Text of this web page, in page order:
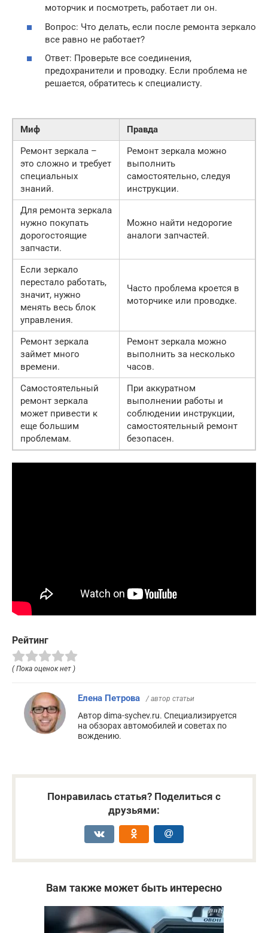
моторчик и посмотреть, работает ли он.
Вопрос: Что делать, если после ремонта зеркало
все равно не работает?
Ответ: Проверьте все соединения,
предохранители и проводку. Если проблема не
решается, обратитесь к специалисту.
Миф
Правда
Ремонт зеркала –
это сложно и требует
специальных
знаний.
Ремонт зеркала можно
выполнить
самостоятельно, следуя
инструкции.
Для ремонта зеркала
нужно покупать
дорогостоящие
запчасти.
Можно найти недорогие
аналоги запчастей.
Если зеркало
перестало работать,
значит, нужно
менять весь блок
управления.
Часто проблема кроется в
моторчике или проводке.
Ремонт зеркала
займет много
времени.
Ремонт зеркала можно
выполнить за несколько
часов.
Самостоятельный
ремонт зеркала
может привести к
еще большим
проблемам.
При аккуратном
выполнении работы и
соблюдении инструкции,
самостоятельный ремонт
безопасен.
Рейтинг
( Пока оценок нет )
Елена Петрова / автор статьи
Автор dima-sychev.ru. Специализируется
на обзорах автомобилей и советах по
вождению.
Понравилась статья? Поделиться с
друзьями:
Вам также может быть интересно